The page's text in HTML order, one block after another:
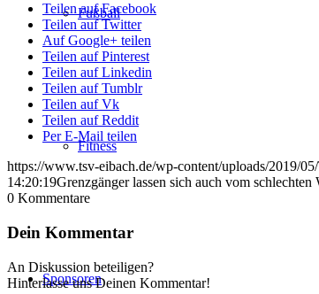
Fußball
Fitness
Sponsoren
Teilen auf Facebook
Teilen auf Twitter
Auf Google+ teilen
Teilen auf Pinterest
Teilen auf Linkedin
Teilen auf Tumblr
Teilen auf Vk
Teilen auf Reddit
Per E-Mail teilen
https://www.tsv-eibach.de/wp-content/uploads/2019/
14:20:19Grenzgänger lassen sich auch vom schlechten
0 Kommentare
Dein Kommentar
An Diskussion beteiligen?
Hinterlasse uns Deinen Kommentar!